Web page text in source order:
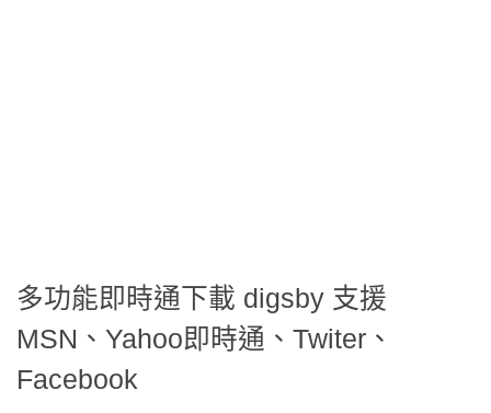
多功能即時通下載 digsby 支援
MSN、Yahoo即時通、Twiter、
Facebook